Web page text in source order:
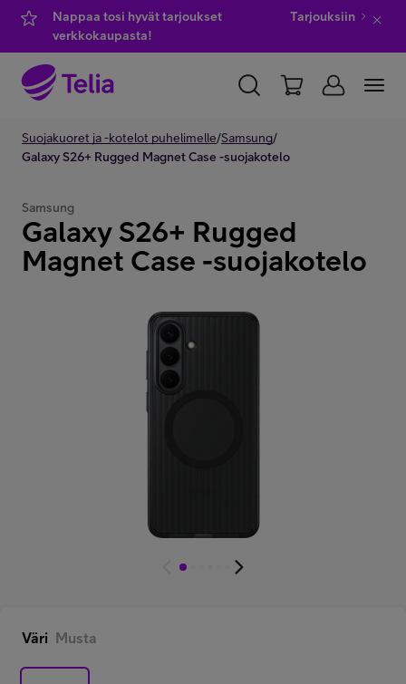
Nappaa tosi hyvät tarjoukset
verkkokaupasta!
Tarjouksiin
YKSITYISILLE YRITYKSILLE WHOLESALE
Kauppa
Suojakuoret ja -kotelot puhelimelle/Samsung/
Galaxy S26+ Rugged Magnet Case -suojakotelo
Samsung
Galaxy S26+ Rugged
Magnet Case -suojakotelo
Väri Musta